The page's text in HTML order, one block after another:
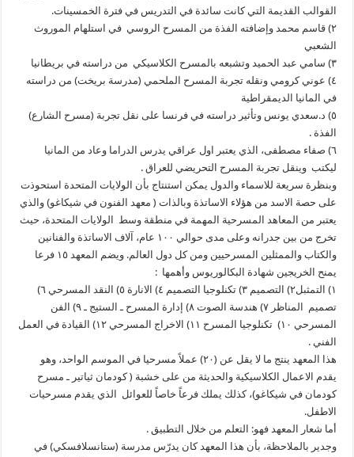
القوالب القديمة التي كانت سائدة في التدريس في فترة الخمسينات.
٢) قاسم محمد وإضافته الفذة من المسرح الروسي في استلهام الموروث
الشعبي
٣) سامي عبد الحميد وتشبعه بالمسرح الكلاسيكي من دراسته في بريطانيا
٤) عوني كرومي ونقله تجربة المسرح الملحمي (مدرسة بريخت) من دراسته
في المانيا الديمقراطية
٥) د.سعدي يونس وتأثير دراسته في فرنسا على نقل تجربة (مسرح الشارع)
الفذة .
٦) صفاء مصطفى، الذي يعتبر اول عراقي يدرس الدراما وعاد من المانيا
ليكتب وينقل تجربة المسرح التحريضي للعراق .
وبنظرة سريعة للاسماء والدول يمكن استنتاج بأن الولايات المتحدة استحوذت
على حصة الاسد من هؤلاء الاساتذة وبالذات ( معهد الفنون في شيكاغو) والذي
يعتبر من المعاهد المسرحية المهمة في منطقة وسط الولايات المتحدة، حيث
تخرج من بين جدرانه وعلى مدى حوالي ١٠٠ عام، آلاف الاساتذة والفنانين
والكتاب والممثلين المسرحيين ومن كل دول العالم. ويضم المعهد ١٥ فرعا
يمنح الخريجين شهادة البكالوريوس وأهمها :
١) التمثبل٢) التصميم ٣) تكنلوجيا التصميم ٤) الانارة ٥) النقد المسرحي ٦)
تصميم المناظر ٧) هندسة الصوت ٨) إدارة المسرح ـ الستيج ـ ٩) الفن
المسرحي ١٠) تكنلوجيا المسرح ١١) الاخراج المسرحي ١٢) القيادة في العمل
الفني .
هذا المعهد ينتج ما لا يقل عن (٢٠) عملاً مسرحيا في الموسم الواحد، وهو
يقدم الاعمال الكلاسيكية والحديثة من على خشبة ( كودمان ثياتير ـ مسرح
كودمان في شيكاغو)، كذلك يملك فرعاً خاصاً للعوائل الذي يقدم مسرحيات
الاطفل.
أما شعار المعهد فهو: التعلم من خلال التطبيق .
وجدير بالملاحظة، بأن هذا المعهد كان يدرّس مدرسة (ستانسلافسكي) في